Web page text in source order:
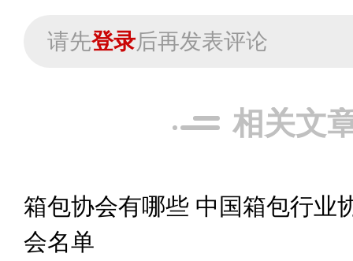
请先登录后再发表评论
相关文
箱包协会有哪些 中国箱包行业
会名单